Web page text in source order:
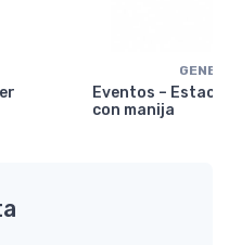
Eventos –
con manija